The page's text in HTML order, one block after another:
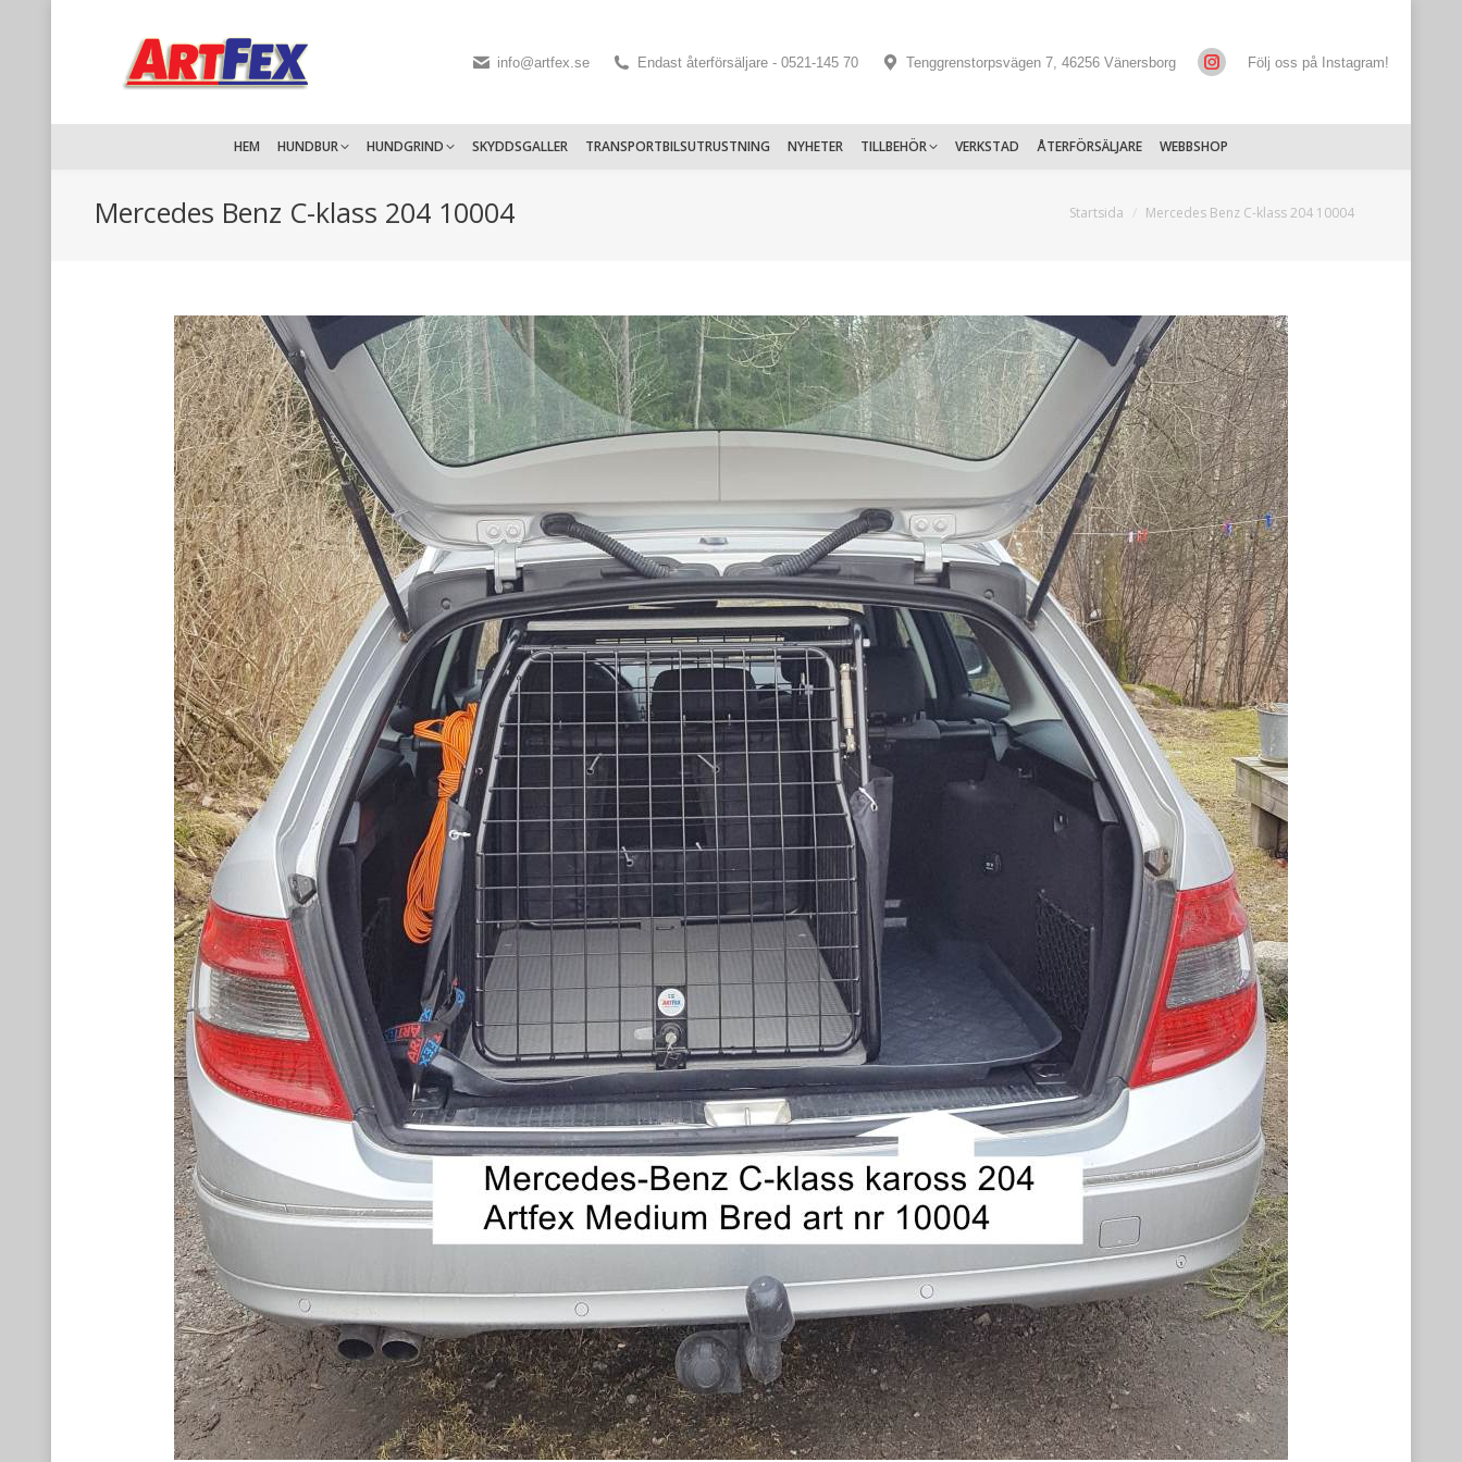
info@artfex.se Endast återförsäljare - 0521-145 70 Tenggrenstorpsvägen 7, 46256 Vänersborg Följ oss på Instagram!
HEM HUNDBUR HUNDGRIND SKYDDSGALLER TRANSPORTBILSUTRUSTNING NYHETER TILLBEHÖR VERKSTAD ÅTERFÖRSÄLJARE WEBBSHOP
Mercedes Benz C-klass 204 10004 Du är här:
Startsida Mercedes Benz C-klass 204 10004